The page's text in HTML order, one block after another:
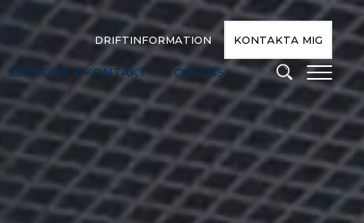
DRIFTINFORMATION KONTAKTA MIG
SUPPORT & KONTAKT OM OSS